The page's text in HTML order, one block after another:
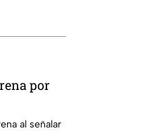
por
al señalar